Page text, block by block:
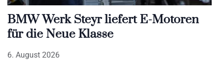
BMW Werk Steyr liefert E-Motoren
für die Neue Klasse
6. August 2026